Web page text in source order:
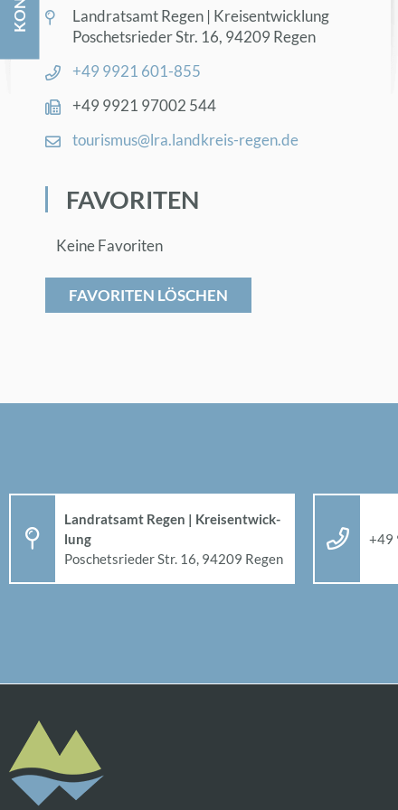
Land­rats­amt Re­gen | Kreis­ent­wick­lung
Po­sche­ts­rie­der Str. 16, 94209 Re­gen
+49 9921 601-855
+49 9921 97002 544
tou­ris­mus@​lra.​landkreis-re­gen.de
FA­VO­RI­TEN
Keine Favoriten
FAVORITEN LÖSCHEN
Land­rats­amt Re­gen | Kreis­ent­wick­
lung
Po­sche­ts­rie­der Str. 16, 94209 Re­gen
+49